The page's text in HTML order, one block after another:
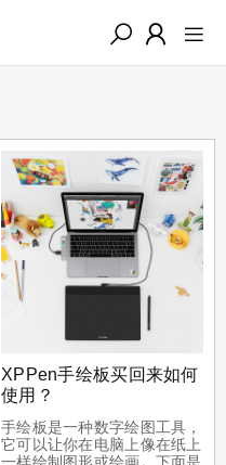
XPPen手绘板买回来如何
使用？
手绘板是一种数字绘图工具，
它可以让你在电脑上像在纸上